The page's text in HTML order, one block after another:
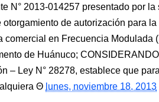
N° 2013-014257 presentado por
de autorización para
comercial en Frecuencia Modulada
de Huánuco;
– Ley N° 28278, establece que
lunes, noviembre 18, 2013